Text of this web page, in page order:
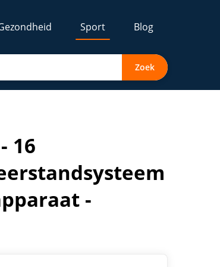
Sport Blog
Zoek
- Roeiapparaat - Hometrainer - Stilte
16
-